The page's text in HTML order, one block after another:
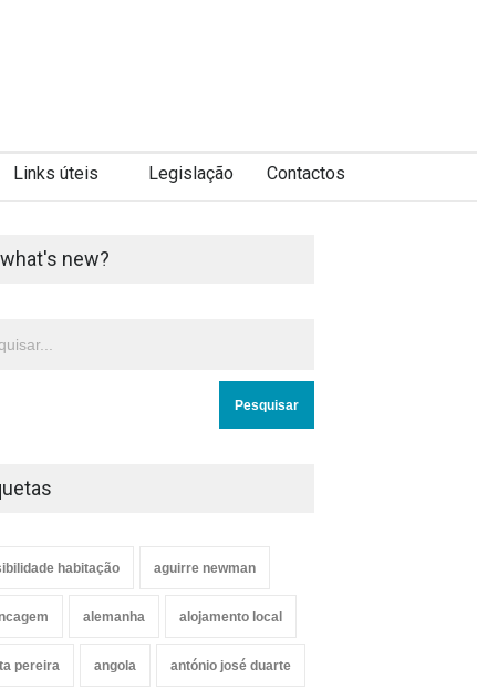
Links úteis Legislação Contactos
new?
habitação aguirre newman
alemanha alojamento local
pereira angola antónio josé duarte